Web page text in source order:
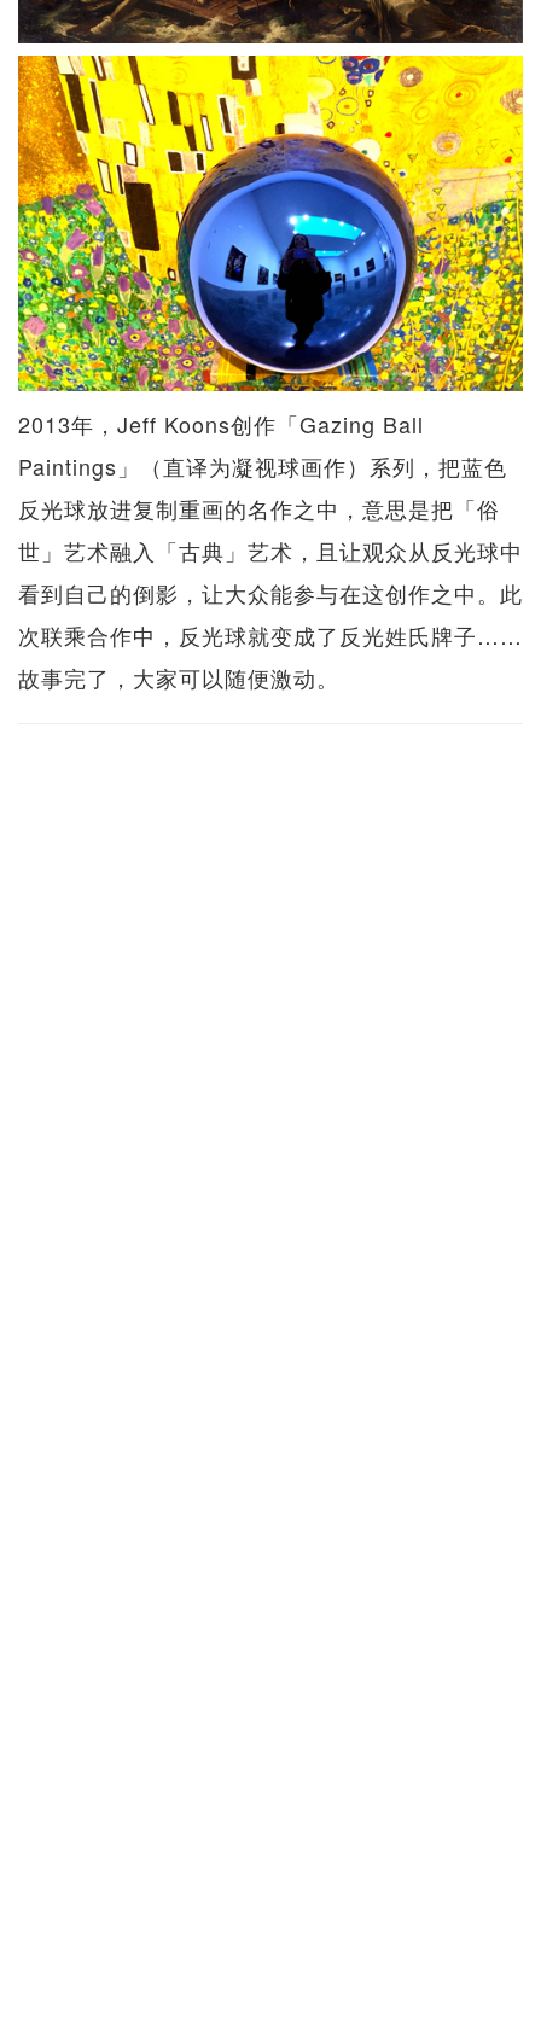
2013年，Jeff Koons创作「Gazing Ball
Paintings」（直译为凝视球画作）系列，把蓝色
反光球放进复制重画的名作之中，意思是把「俗
世」艺术融入「古典」艺术，且让观众从反光球中
看到自己的倒影，让大众能参与在这创作之中。此
次联乘合作中，反光球就变成了反光姓氏牌子……
故事完了，大家可以随便激动。